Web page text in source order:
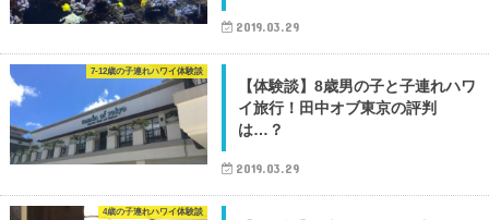
2019.03.29
7-12歳の子連れハワイ体験談
【体験談】8歳男の子と子連れハワ
イ旅行！田中オブ東京の評判
は…？
2019.03.29
4歳の子連れハワイ体験談